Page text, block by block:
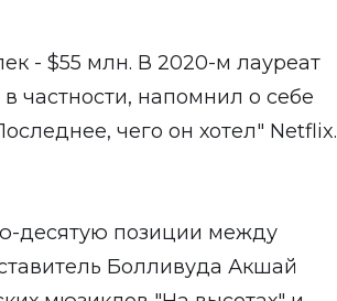
- $55 млн. В 2020-м лауреат
частности, напомнил о себе
чего он хотел" Netflix.
десятую позиции между
Болливуда Акшай